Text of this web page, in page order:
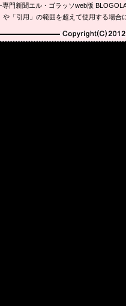
専門新聞エル・ゴラッソweb版
や「引用」の範囲を超えて使用する場
Copyright(C)2010-